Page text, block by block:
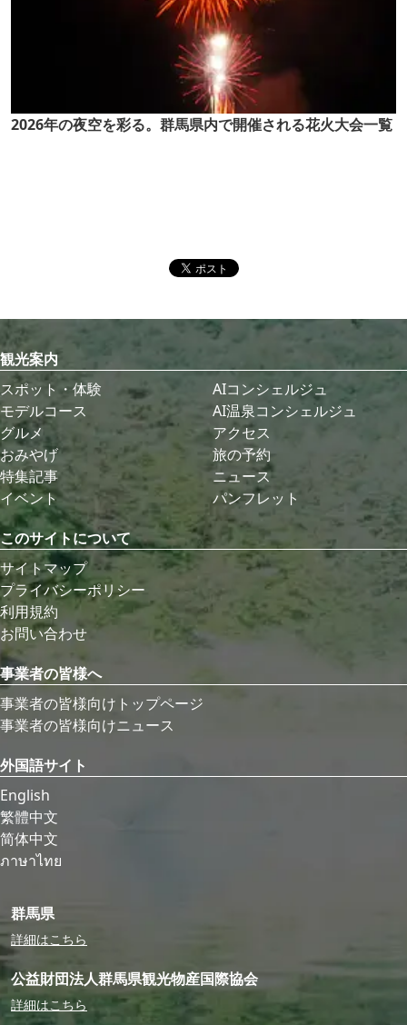
2026年の夜空を彩る。群馬県内で開催される花火大会一覧
観光案内
スポット・体験
モデルコース
グルメ
おみやげ
特集記事
イベント
AIコンシェルジュ
AI温泉コンシェルジュ
アクセス
旅の予約
ニュース
パンフレット
このサイトについて
サイトマップ
プライバシーポリシー
利用規約
お問い合わせ
事業者の皆様へ
事業者の皆様向けトップページ
事業者の皆様向けニュース
外国語サイト
English
繁體中文
简体中文
ภาษาไทย
群馬県
詳細はこちら
公益財団法人群馬県観光物産国際協会
詳細はこちら